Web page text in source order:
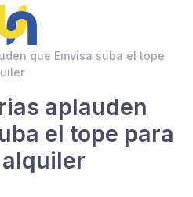
que Emvisa suba el tope
aplauden
el tope para